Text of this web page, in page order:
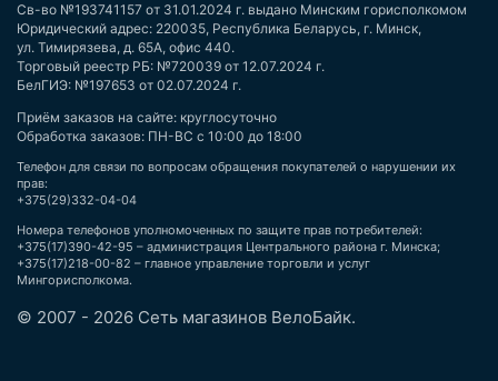
Св-во №193741157 от 31.01.2024 г. выдано Минским горисполкомом
Юридический адрес: 220035, Республика Беларусь, г. Минск,
ул. Тимирязева, д. 65А, офис 440.
Торговый реестр РБ: №720039 от 12.07.2024 г.
БелГИЭ: №197653 от 02.07.2024 г.
Приём заказов на сайте: круглосуточно
Обработка заказов: ПН-ВС с 10:00 до 18:00
Телефон для связи по вопросам обращения покупателей о нарушении их
прав:
+375(29)332-04-04
Номера телефонов уполномоченных по защите прав потребителей:
+375(17)390-42-95 – администрация Центрального района г. Минска;
+375(17)218-00-82 – главное управление торговли и услуг
Мингорисполкома.
© 2007 - 2026 Сеть магазинов ВелоБайк.